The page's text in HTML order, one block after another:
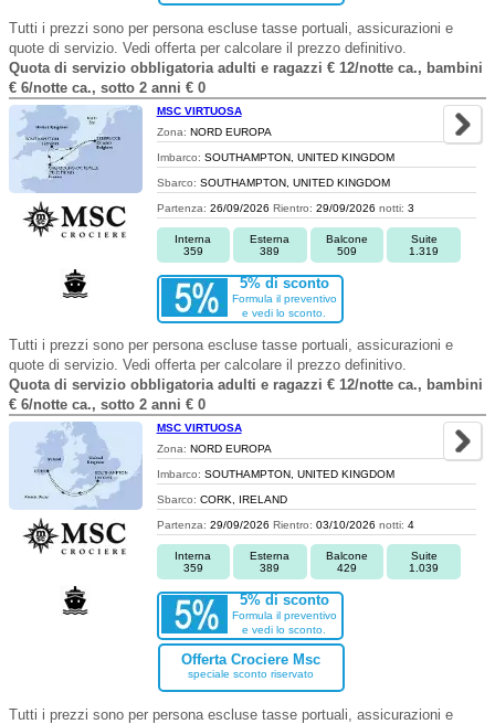
Tutti i prezzi sono per persona escluse tasse portuali, assicurazioni e
quote di servizio. Vedi offerta per calcolare il prezzo definitivo.
Quota di servizio obbligatoria adulti e ragazzi € 12/notte ca., bambini
€ 6/notte ca., sotto 2 anni € 0
MSC VIRTUOSA
Zona: NORD EUROPA
Imbarco: SOUTHAMPTON, UNITED KINGDOM
Sbarco: SOUTHAMPTON, UNITED KINGDOM
Partenza: 26/09/2026 Rientro: 29/09/2026 notti: 3
Interna
359
Esterna
389
Balcone
509
Suite
1.319
5% di sconto
Formula il preventivo
e vedi lo sconto.
Tutti i prezzi sono per persona escluse tasse portuali, assicurazioni e
quote di servizio. Vedi offerta per calcolare il prezzo definitivo.
Quota di servizio obbligatoria adulti e ragazzi € 12/notte ca., bambini
€ 6/notte ca., sotto 2 anni € 0
MSC VIRTUOSA
Zona: NORD EUROPA
Imbarco: SOUTHAMPTON, UNITED KINGDOM
Sbarco: CORK, IRELAND
Partenza: 29/09/2026 Rientro: 03/10/2026 notti: 4
Interna
359
Esterna
389
Balcone
429
Suite
1.039
5% di sconto
Formula il preventivo
e vedi lo sconto.
Offerta Crociere Msc
speciale sconto riservato
Tutti i prezzi sono per persona escluse tasse portuali, assicurazioni e